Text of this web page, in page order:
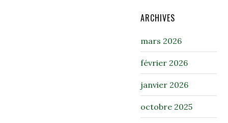
ARCHIVES
mars 2026
février 2026
janvier 2026
octobre 2025